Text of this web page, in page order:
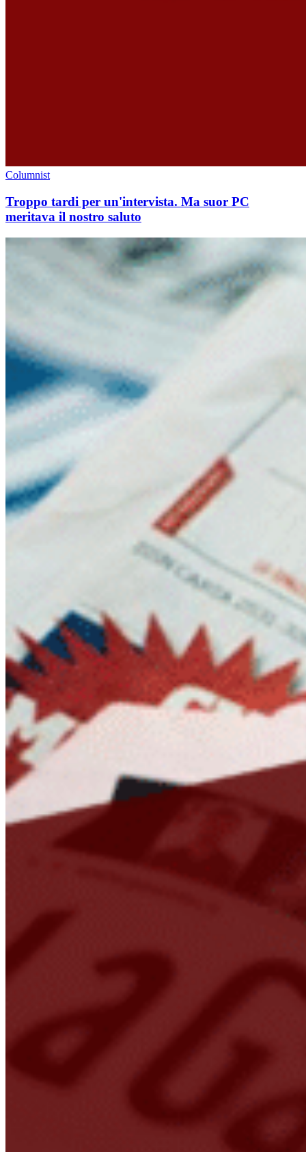
Columnist
Troppo tardi per un'intervista. Ma suor PC
meritava il nostro saluto